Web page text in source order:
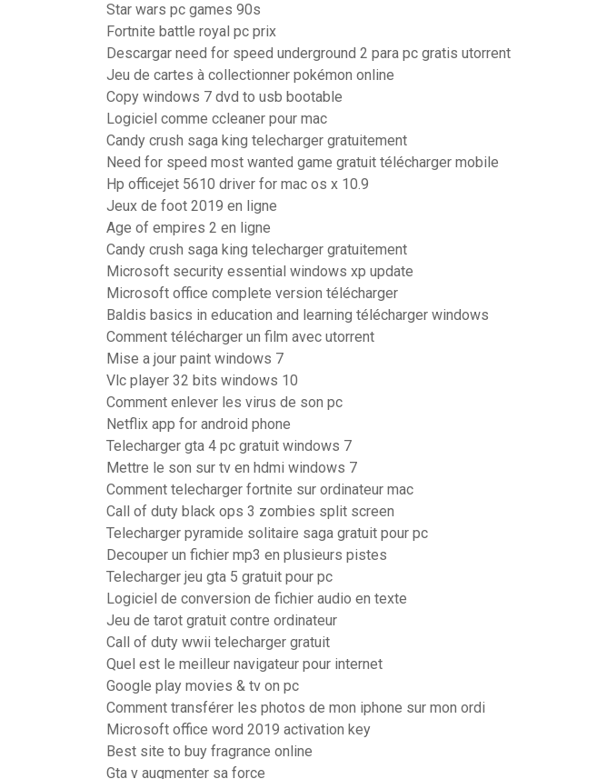
Star wars pc games 90s
Fortnite battle royal pc prix
Descargar need for speed underground 2 para pc gratis utorrent
Jeu de cartes à collectionner pokémon online
Copy windows 7 dvd to usb bootable
Logiciel comme ccleaner pour mac
Candy crush saga king telecharger gratuitement
Need for speed most wanted game gratuit télécharger mobile
Hp officejet 5610 driver for mac os x 10.9
Jeux de foot 2019 en ligne
Age of empires 2 en ligne
Candy crush saga king telecharger gratuitement
Microsoft security essential windows xp update
Microsoft office complete version télécharger
Baldis basics in education and learning télécharger windows
Comment télécharger un film avec utorrent
Mise a jour paint windows 7
Vlc player 32 bits windows 10
Comment enlever les virus de son pc
Netflix app for android phone
Telecharger gta 4 pc gratuit windows 7
Mettre le son sur tv en hdmi windows 7
Comment telecharger fortnite sur ordinateur mac
Call of duty black ops 3 zombies split screen
Telecharger pyramide solitaire saga gratuit pour pc
Decouper un fichier mp3 en plusieurs pistes
Telecharger jeu gta 5 gratuit pour pc
Logiciel de conversion de fichier audio en texte
Jeu de tarot gratuit contre ordinateur
Call of duty wwii telecharger gratuit
Quel est le meilleur navigateur pour internet
Google play movies & tv on pc
Comment transférer les photos de mon iphone sur mon ordi
Microsoft office word 2019 activation key
Best site to buy fragrance online
Gta v augmenter sa force